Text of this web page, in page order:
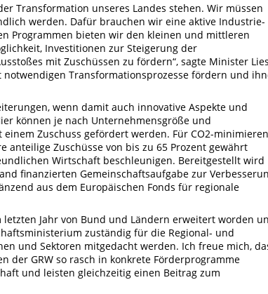
Transformation unseres Landes stehen. Wir müssen
werden. Dafür brauchen wir eine aktive Industrie-
Programmen bieten wir den kleinen und mittleren
Investitionen zur Steigerung der
mit Zuschüssen zu fördern“, sagte Minister Lies
Transformationsprozesse fördern und
wenn damit auch innovative Aspekte und
können je nach Unternehmensgröße und
Zuschuss gefördert werden. Für CO2-
Zuschüsse von bis zu 65 Prozent gewährt
Wirtschaft beschleunigen. Bereitgestellt wird
finanzierten Gemeinschaftsaufgabe zur
aus dem Europäischen Fonds für regionale
Jahr von Bund und Ländern erweitert worden
zuständig für die Regional- und
und Sektoren mitgedacht werden. Ich freue mich,
der GRW so rasch in konkrete Förderprogramme
und leisten gleichzeitig einen Beitrag zum